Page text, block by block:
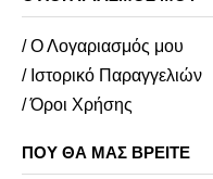
/ Ο Λογαριασμός μου
/ Ιστορικό Παραγγελιών
/ Όροι Χρήσης
ΠΟΥ ΘΑ ΜΑΣ ΒΡΕΊΤΕ